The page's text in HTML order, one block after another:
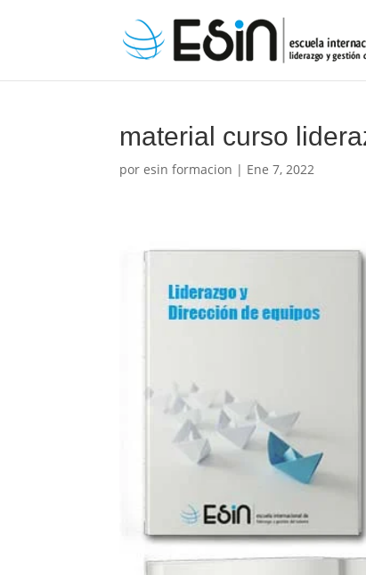
material curso
poresin formacion | Ene 7, 2022